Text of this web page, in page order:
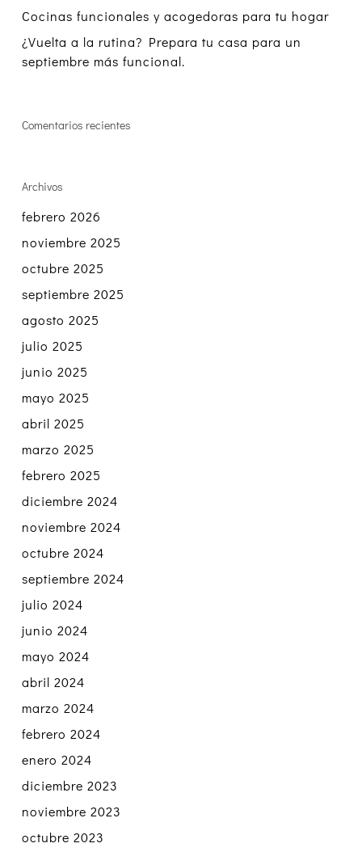
Cocinas funcionales y acogedoras para tu hogar
¿Vuelta a la rutina? Prepara tu casa para un
septiembre más funcional.
Comentarios recientes
Archivos
febrero 2026
noviembre 2025
octubre 2025
septiembre 2025
agosto 2025
julio 2025
junio 2025
mayo 2025
abril 2025
marzo 2025
febrero 2025
diciembre 2024
noviembre 2024
octubre 2024
septiembre 2024
julio 2024
junio 2024
mayo 2024
abril 2024
marzo 2024
febrero 2024
enero 2024
diciembre 2023
noviembre 2023
octubre 2023